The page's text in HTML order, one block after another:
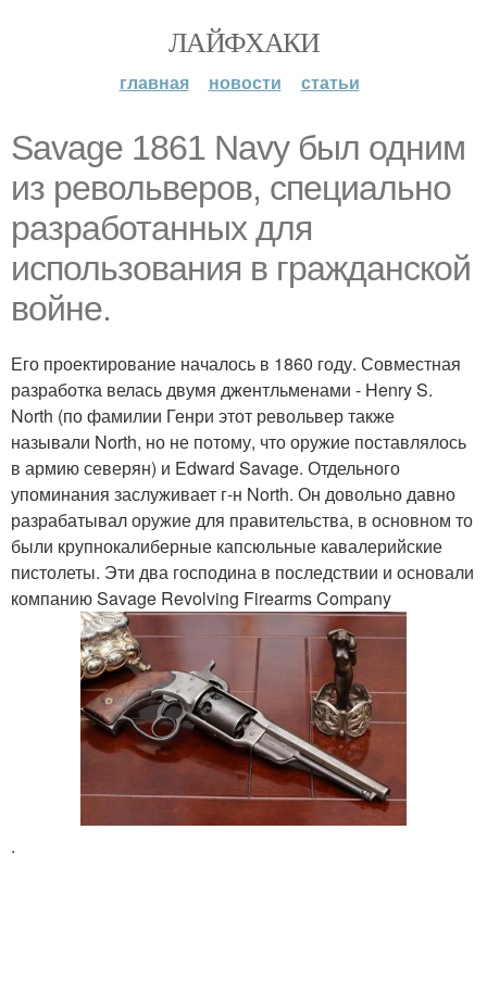
ЛАЙФХАКИ
главная новости статьи
Savage 1861 Navy был одним
из револьверов, специально
разработанных для
использования в гражданской
войне.
Его проектирование началось в 1860 году. Совместная
разработка велась двумя джентльменами - Henry S.
North (по фамилии Генри этот револьвер также
называли North, но не потому, что оружие поставлялось
в армию северян) и Edward Savage. Отдельного
упоминания заслуживает г-н North. Он довольно давно
разрабатывал оружие для правительства, в основном то
были крупнокалиберные капсюльные кавалерийские
пистолеты. Эти два господина в последствии и основали
компанию Savage Revolving Firearms Company
.